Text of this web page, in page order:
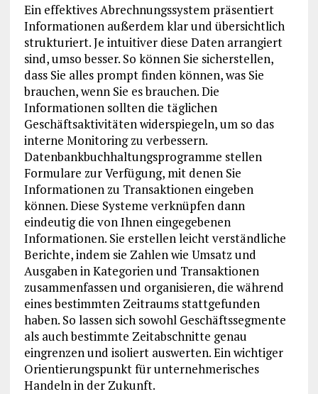
Ein effektives Abrechnungssystem präsentiert
Informationen außerdem klar und übersichtlich
strukturiert. Je intuitiver diese Daten arrangiert
sind, umso besser. So können Sie sicherstellen,
dass Sie alles prompt finden können, was Sie
brauchen, wenn Sie es brauchen. Die
Informationen sollten die täglichen
Geschäftsaktivitäten widerspiegeln, um so das
interne Monitoring zu verbessern.
Datenbankbuchhaltungsprogramme stellen
Formulare zur Verfügung, mit denen Sie
Informationen zu Transaktionen eingeben
können. Diese Systeme verknüpfen dann
eindeutig die von Ihnen eingegebenen
Informationen. Sie erstellen leicht verständliche
Berichte, indem sie Zahlen wie Umsatz und
Ausgaben in Kategorien und Transaktionen
zusammenfassen und organisieren, die während
eines bestimmten Zeitraums stattgefunden
haben. So lassen sich sowohl Geschäftssegmente
als auch bestimmte Zeitabschnitte genau
eingrenzen und isoliert auswerten. Ein wichtiger
Orientierungspunkt für unternehmerisches
Handeln in der Zukunft.